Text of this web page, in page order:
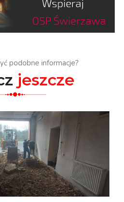
podobne informacje?
jeszcze